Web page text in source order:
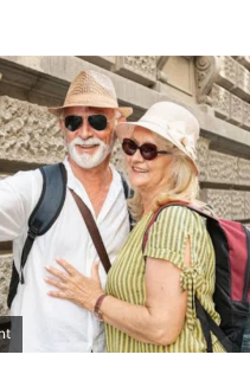
o
w
o
n
a
n
e
m
a
l